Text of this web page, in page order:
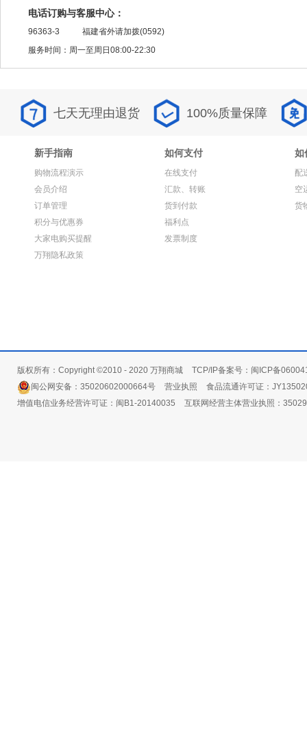
电话订购与客服中心：
96363-3
福建省外请加拨(0592)
服务时间：周一至周日08:00-22:30
七天无理由退货 100%质量保障
新手指南
购物流程演示
会员介绍
订单管理
积分与优惠券
大家电购买提醒
万翔隐私政策
如何支付
在线支付
汇款、转账
货到付款
福利点
发票制度
如
配
空
货
版权所有：Copyright ©2010 - 2020 万翔商城
TCP/IP备案号：闽ICP备
闽公网安备：35020602000664号
营业执照
食品流通许可证：
增值电信业务经营许可证：闽B1-20140035
互联网经营主体营业执照：